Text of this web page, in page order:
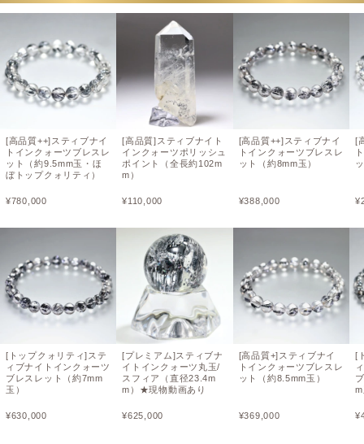
[高品質++]スティブナイ
トインクォーツブレスレ
ット（約9.5mm玉・ほ
ぼトップクォリティ）
¥780,000
[トップクォリティ]ステ
ィブナイトインクォーツ
ブレスレット（約7mm
玉）
¥630,000
[高品質]スティブナイト
インクォーツポリッシュ
ポイント（全長約102m
m）
¥110,000
[プレミアム]スティブナ
イトインクォーツ丸玉/
スフィア（直径23.4m
m）★現物動画あり
¥625,000
[高品質++]スティブナイ
トインクォーツブレスレ
ット（約8mm玉）
¥388,000
[高品質+]スティブナイ
トインクォーツブレスレ
ット（約8.5mm玉）
¥369,000
[
¥
[
¥